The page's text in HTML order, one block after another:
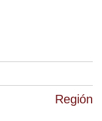
Región